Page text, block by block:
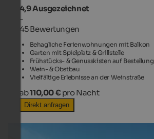
4,9Ausgezeichnet
-
45 Bewertungen
Behagliche Ferienwohnungen mit Balkon
Garten mit Spielplatz & Grillstelle
Frühstücks- & Genusskisten auf Bestellung
Wein- & Obstbau
Vielfältige Erlebnisse an der Weinstraße
ab110,00 € pro Nacht
Direkt anfragen